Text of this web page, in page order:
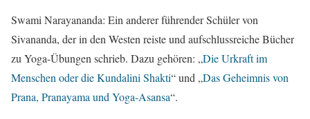
Swami Narayananda: Ein anderer führender Schüler von
Sivananda, der in den Westen reiste und aufschlussreiche Bücher
zu Yoga-Übungen schrieb. Dazu gehören: „Die Urkraft im
Menschen oder die Kundalini Shakti“ und „Das Geheimnis von
Prana, Pranayama und Yoga-Asansa“.